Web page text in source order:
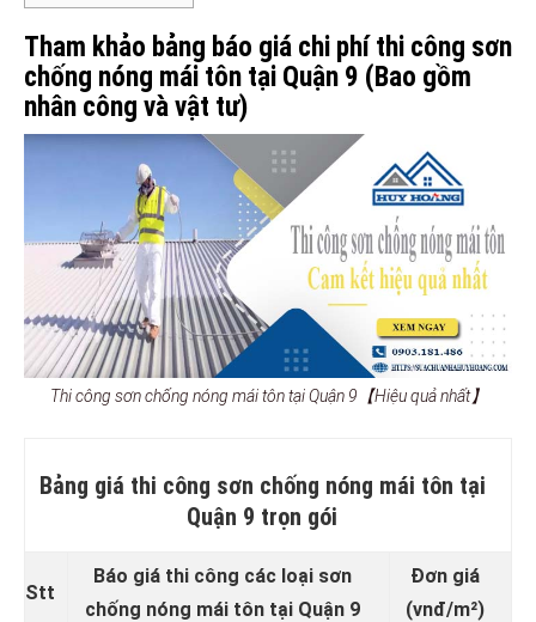
Tham khảo bảng báo giá chi phí thi công sơn
chống nóng mái tôn tại Quận 9 (Bao gồm
nhân công và vật tư)
Thi công sơn chống nóng mái tôn tại Quận 9【Hiệu quả nhất】
Bảng giá thi công sơn chống nóng mái tôn tại
Quận 9 trọn gói
Stt
Báo giá thi công các loại sơn
chống nóng mái tôn tại Quận 9
Đơn giá
(vnđ/m²)